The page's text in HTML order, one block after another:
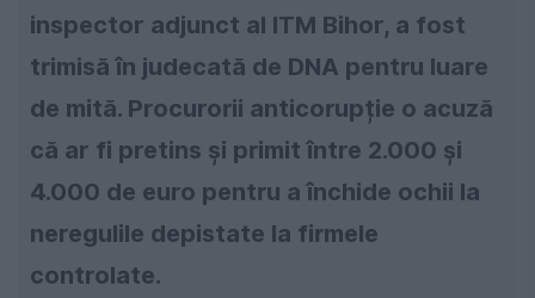
inspector adjunct al ITM Bihor, a fost
trimisă în judecată de DNA pentru luare
de mită. Procurorii anticorupție o acuză
că ar fi pretins și primit între 2.000 și
4.000 de euro pentru a închide ochii la
neregulile depistate la firmele
controlate.